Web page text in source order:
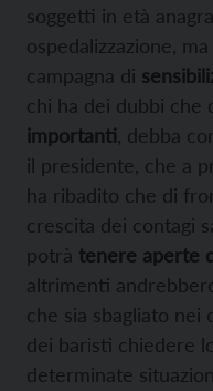
soggetti in età
ospedalizzazione,
campagna di
chi ha dei dubbi che
importanti, debba
il presidente, che a
ha ribadito che di
crescita dei contagi
potrà tenere aperte
altrimenti
che sia sbagliato
dei baristi chiedere
determinate